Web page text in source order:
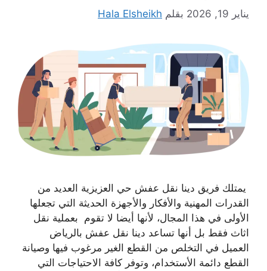
يناير 19, 2026 بقلم Hala Elsheikh
يمتلك فريق دينا نقل عفش حي العزيزية العديد من
القدرات المهنية والأفكار والأجهزة الحديثة التي تجعلها
الأولى في هذا المجال، لأنها أيضا لا تقوم بعملية نقل
اثاث فقط بل أنها تساعد دينا نقل عفش بالرياض
العميل في التخلص من القطع الغير مرغوب فيها وصيانة
القطع دائمة الأستخدام، وتوفر كافة الاحتياجات التي